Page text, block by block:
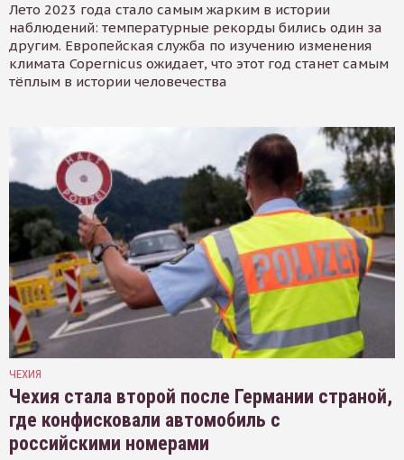
Лето 2023 года стало самым жарким в истории
наблюдений: температурные рекорды бились один за
другим. Европейская служба по изучению изменения
климата Copernicus ожидает, что этот год станет самым
тёплым в истории человечества
ЧЕХИЯ
Чехия стала второй после Германии страной,
где конфисковали автомобиль с
российскими номерами